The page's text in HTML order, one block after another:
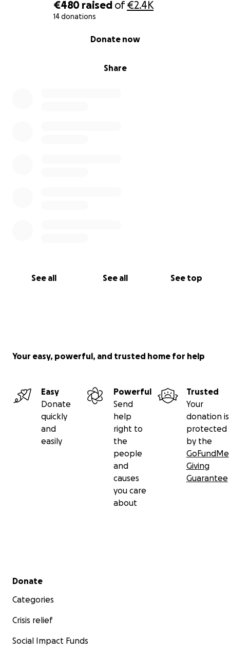
€480 raised of€2.4K
14 donations
Share
Donate now
See all See all See top
Your easy, powerful, and trusted home for help
Easy
Donate
quickly
and
easily
Powerful
Send
help
right to
the
people
and
causes
you care
about
Trusted
Your
donation is
protected
by the
GoFundMe
Giving
Guarantee
Secondary menu
Donate
Categories
Crisis relief
Social Impact Funds